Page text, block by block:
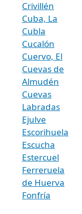
Crivillén
Cuba, La
Cubla
Cucalón
Cuervo, El
Cuevas de
Almudén
Cuevas
Labradas
Ejulve
Escorihuela
Escucha
Estercuel
Ferreruela
de Huerva
Fonfría